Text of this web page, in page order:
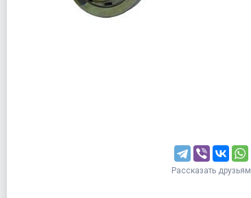
Рассказать друзьям